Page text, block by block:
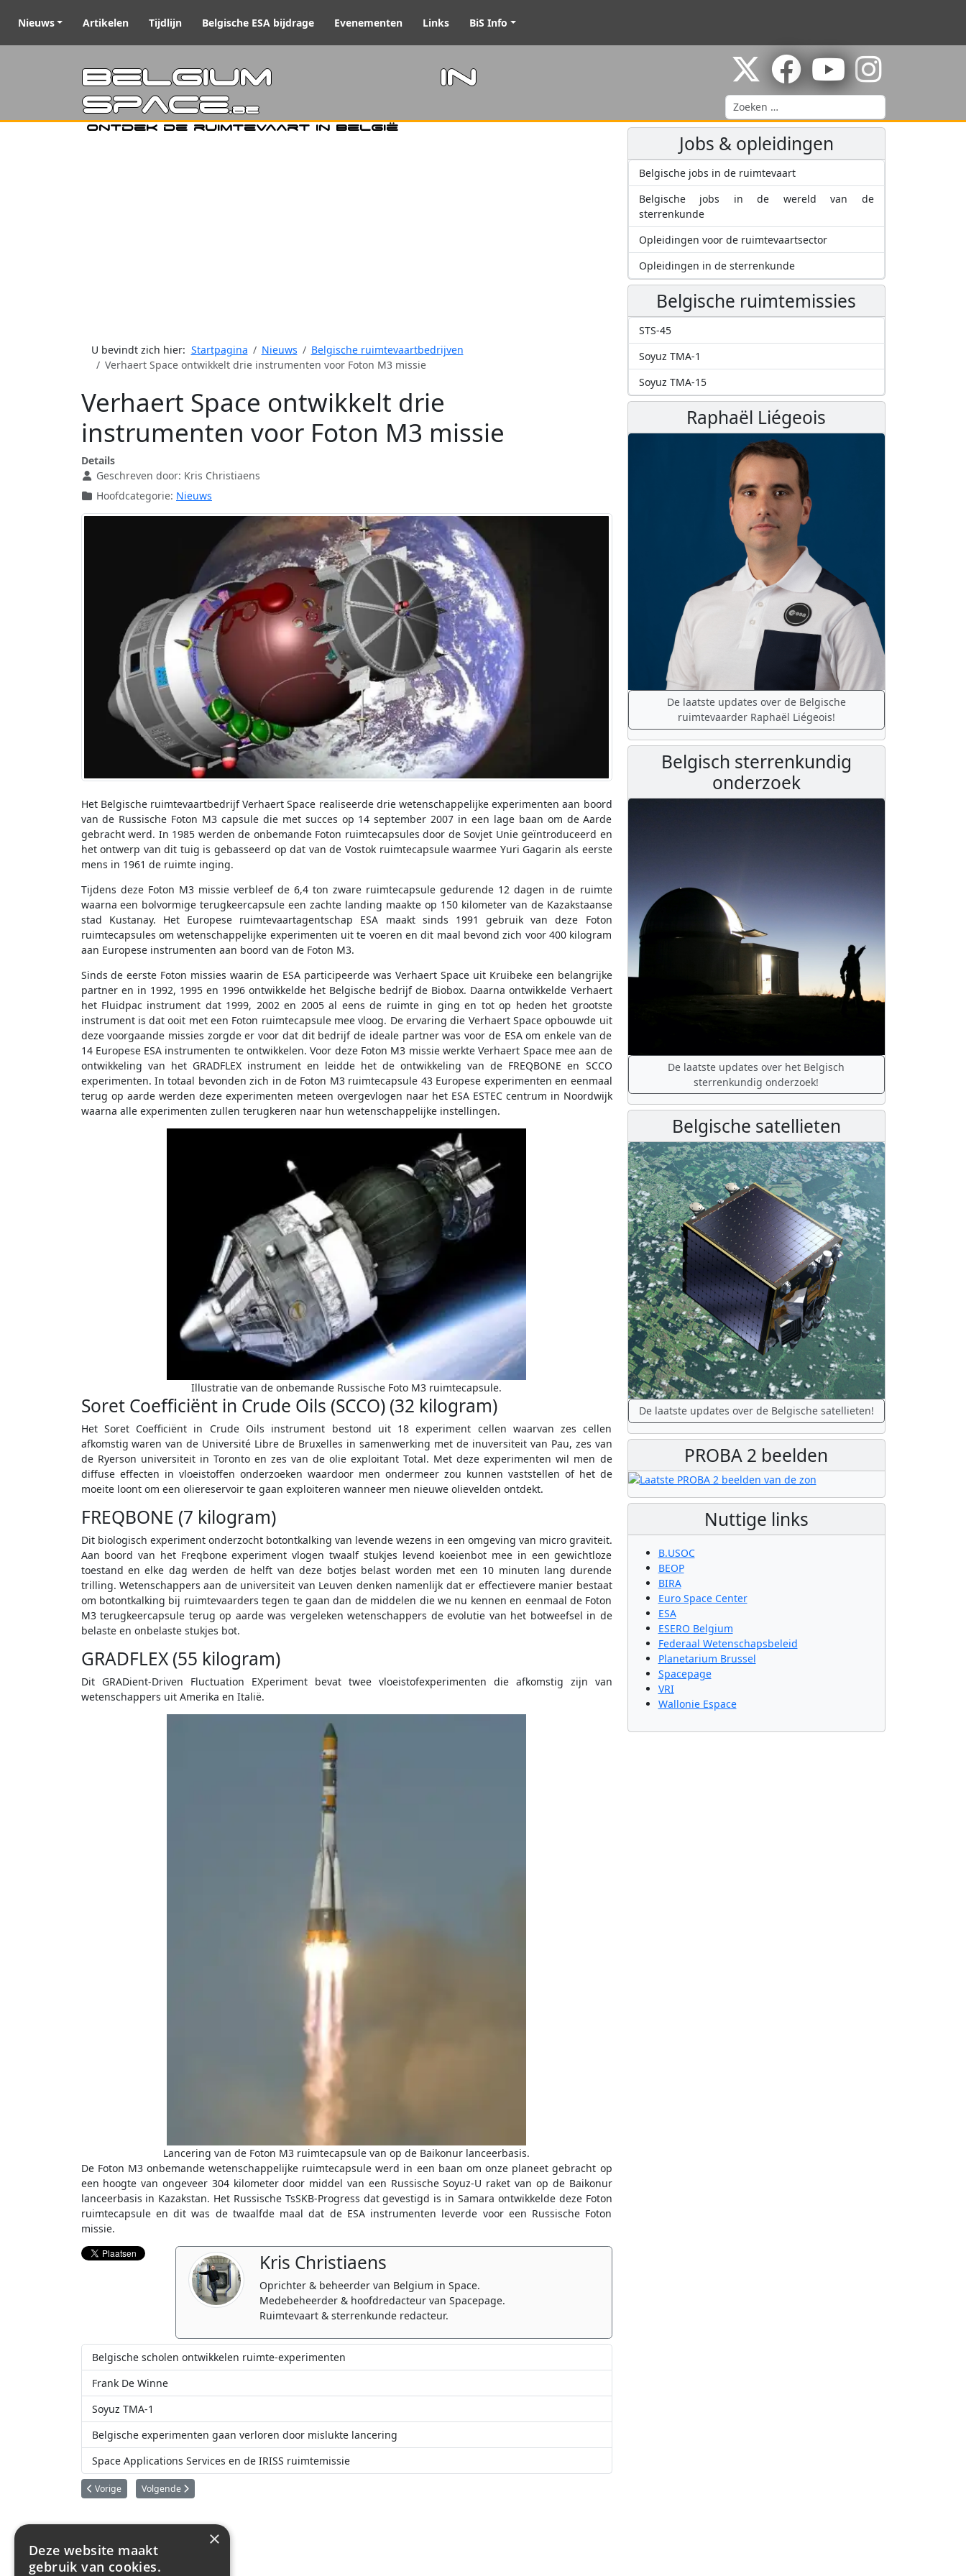
Nieuws Artikelen Tijdlijn Belgische ESA bijdrage Evenementen Links BiS Info
Belgium in
Space.be
Ontdek de ruimtevaart in België
Zoeken
U bevindt zich hier: Startpagina Nieuws
Belgische ruimtevaartbedrijven
Verhaert Space ontwikkelt drie instrumenten voor Foton M3 missie
Verhaert Space ontwikkelt drie
instrumenten voor Foton M3 missie
Details
Geschreven door: Kris Christiaens
Hoofdcategorie: Nieuws
Het Belgische ruimtevaartbedrijf Verhaert Space realiseerde drie wetenschappelijke experimenten aan boord
van de Russische Foton M3 capsule die met succes op 14 september 2007 in een lage baan om de Aarde
gebracht werd. In 1985 werden de onbemande Foton ruimtecapsules door de Sovjet Unie geïntroduceerd en
het ontwerp van dit tuig is gebasseerd op dat van de Vostok ruimtecapsule waarmee Yuri Gagarin als eerste
mens in 1961 de ruimte inging.
Tijdens deze Foton M3 missie verbleef de 6,4 ton zware ruimtecapsule gedurende 12 dagen in de ruimte
waarna een bolvormige terugkeercapsule een zachte landing maakte op 150 kilometer van de Kazakstaanse
stad Kustanay. Het Europese ruimtevaartagentschap ESA maakt sinds 1991 gebruik van deze Foton
ruimtecapsules om wetenschappelijke experimenten uit te voeren en dit maal bevond zich voor 400 kilogram
aan Europese instrumenten aan boord van de Foton M3.
Sinds de eerste Foton missies waarin de ESA participeerde was Verhaert Space uit Kruibeke een belangrijke
partner en in 1992, 1995 en 1996 ontwikkelde het Belgische bedrijf de Biobox. Daarna ontwikkelde Verhaert
het Fluidpac instrument dat 1999, 2002 en 2005 al eens de ruimte in ging en tot op heden het grootste
instrument is dat ooit met een Foton ruimtecapsule mee vloog. De ervaring die Verhaert Space opbouwde uit
deze voorgaande missies zorgde er voor dat dit bedrijf de ideale partner was voor de ESA om enkele van de
14 Europese ESA instrumenten te ontwikkelen. Voor deze Foton M3 missie werkte Verhaert Space mee aan de
ontwikkeling van het GRADFLEX instrument en leidde het de ontwikkeling van de FREQBONE en SCCO
experimenten. In totaal bevonden zich in de Foton M3 ruimtecapsule 43 Europese experimenten en eenmaal
terug op aarde werden deze experimenten meteen overgevlogen naar het ESA ESTEC centrum in Noordwijk
waarna alle experimenten zullen terugkeren naar hun wetenschappelijke instellingen.
Illustratie van de onbemande Russische Foto M3 ruimtecapsule.
Soret Coefficiënt in Crude Oils (SCCO) (32 kilogram)
Het Soret Coefficiënt in Crude Oils instrument bestond uit 18 experiment cellen waarvan zes cellen
afkomstig waren van de Université Libre de Bruxelles in samenwerking met de inuversiteit van Pau, zes van
de Ryerson universiteit in Toronto en zes van de olie exploitant Total. Met deze experimenten wil men de
diffuse effecten in vloeistoffen onderzoeken waardoor men ondermeer zou kunnen vaststellen of het de
moeite loont om een oliereservoir te gaan exploiteren wanneer men nieuwe olievelden ontdekt.
FREQBONE (7 kilogram)
Dit biologisch experiment onderzocht botontkalking van levende wezens in een omgeving van micro graviteit.
Aan boord van het Freqbone experiment vlogen twaalf stukjes levend koeienbot mee in een gewichtloze
toestand en elke dag werden de helft van deze botjes belast worden met een 10 minuten lang durende
trilling. Wetenschappers aan de universiteit van Leuven denken namenlijk dat er effectievere manier bestaat
om botontkalking bij ruimtevaarders tegen te gaan dan de middelen die we nu kennen en eenmaal de Foton
M3 terugkeercapsule terug op aarde was vergeleken wetenschappers de evolutie van het botweefsel in de
belaste en onbelaste stukjes bot.
GRADFLEX (55 kilogram)
Dit GRADient-Driven Fluctuation EXperiment bevat twee vloeistofexperimenten die afkomstig zijn van
wetenschappers uit Amerika en Italië.
Lancering van de Foton M3 ruimtecapsule van op de Baikonur lanceerbasis.
De Foton M3 onbemande wetenschappelijke ruimtecapsule werd in een baan om onze planeet gebracht op
een hoogte van ongeveer 304 kilometer door middel van een Russische Soyuz-U raket van op de Baikonur
lanceerbasis in Kazakstan. Het Russische TsSKB-Progress dat gevestigd is in Samara ontwikkelde deze Foton
ruimtecapsule en dit was de twaalfde maal dat de ESA instrumenten leverde voor een Russische Foton
missie.
Kris Christiaens
Oprichter & beheerder van Belgium in Space.
Medebeheerder & hoofdredacteur van Spacepage.
Ruimtevaart & sterrenkunde redacteur.
Belgische scholen ontwikkelen ruimte-experimenten
Frank De Winne
Soyuz TMA-1
Belgische experimenten gaan verloren door mislukte lancering
Space Applications Services en de IRISS ruimtemissie
Vorig artikel: België en Columbus
Vorige Volgende artikel: SABCA bestuurt straalpijp van nieuwe Vega raket
Volgende
Jobs & opleidingen
Belgische jobs in de ruimtevaart
Belgische jobs in de wereld van de
sterrenkunde
Opleidingen voor de ruimtevaartsector
Opleidingen in de sterrenkunde
Belgische ruimtemissies
STS-45
Soyuz TMA-1
Soyuz TMA-15
Raphaël Liégeois
De laatste updates over de Belgische
ruimtevaarder Raphaël Liégeois!
Belgisch sterrenkundig
onderzoek
De laatste updates over het Belgisch
sterrenkundig onderzoek!
Belgische satellieten
De laatste updates over de Belgische satellieten!
PROBA 2 beelden
Nuttige links
B.USOC
BEOP
BIRA
Euro Space Center
ESA
ESERO Belgium
Federaal Wetenschapsbeleid
Planetarium Brussel
Spacepage
VRI
Wallonie Espace
×
Deze website maakt
gebruik van cookies.